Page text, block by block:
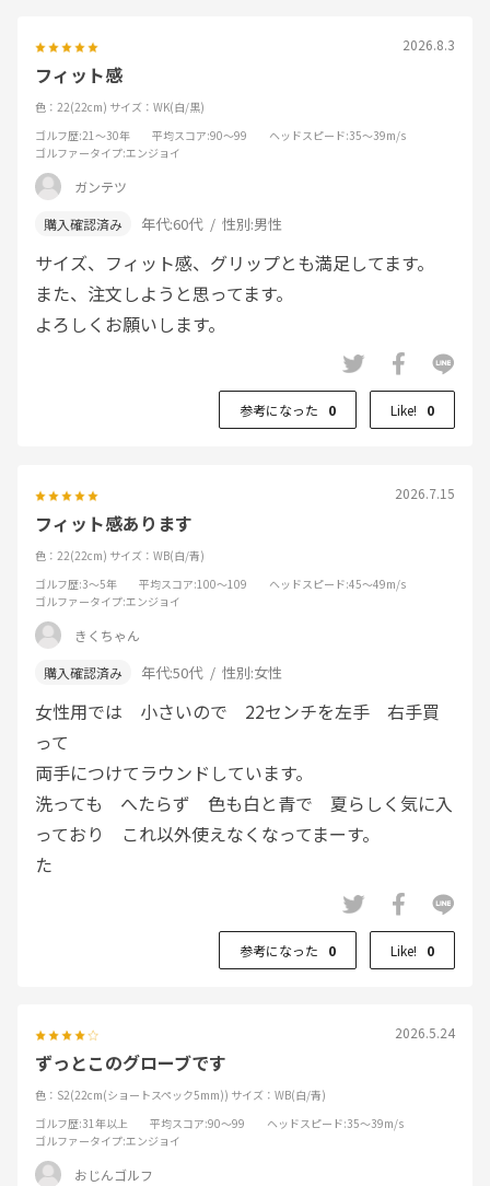
2026.8.3
フィット感
色：22(22cm) サイズ：WK(白/黒)
ゴルフ歴:21～30年 平均スコア:90～99 ヘッドスピード:35～39m/s
ゴルファータイプ:エンジョイ
ガンテツ
年代:60代 性別:男性
サイズ、フィット感、グリップとも満足してます。
また、注文しようと思ってます。
よろしくお願いします。
参考になった 0 Like! 0
2026.7.15
フィット感あります
色：22(22cm) サイズ：WB(白/青)
ゴルフ歴:3～5年 平均スコア:100～109 ヘッドスピード:45～49m/s
ゴルファータイプ:エンジョイ
きくちゃん
年代:50代 性別:女性
女性用では 小さいので 22センチを左手 右手買
って
両手につけてラウンドしています。
洗っても へたらず 色も白と青で 夏らしく気に入
っており これ以外使えなくなってまーす。
た
参考になった 0 Like! 0
2026.5.24
ずっとこのグローブです
色：S2(22cm(ショートスペック5mm)) サイズ：WB(白/青)
ゴルフ歴:31年以上 平均スコア:90～99 ヘッドスピード:35～39m/s
ゴルファータイプ:エンジョイ
おじんゴルフ